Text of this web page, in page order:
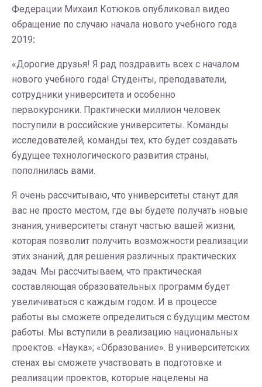
Федерации Михаил Котюков опубликовал видео
обращение по случаю начала нового учебного года
2019:
«Дорогие друзья! Я рад поздравить всех с началом
нового учебного года! Студенты, преподаватели,
сотрудники университета и особенно
первокурсники. Практически миллион человек
поступили в российские университеты. Команды
исследователей, команды тех, кто будет создавать
будущее технологического развития страны,
пополнилась вами.
Я очень рассчитываю, что университеты станут для
вас не просто местом, где вы будете получать новые
знания, университеты станут частью вашей жизни,
которая позволит получить возможности реализации
этих знаний, для решения различных практических
задач. Мы рассчитываем, что практическая
составляющая образовательных программ будет
увеличиваться с каждым годом. И в процессе
работы вы сможете определиться с будущим местом
работы. Мы вступили в реализацию национальных
проектов: «Наука»; «Образование». В университетских
стенах вы сможете участвовать в подготовке и
реализации проектов, которые нацелены на